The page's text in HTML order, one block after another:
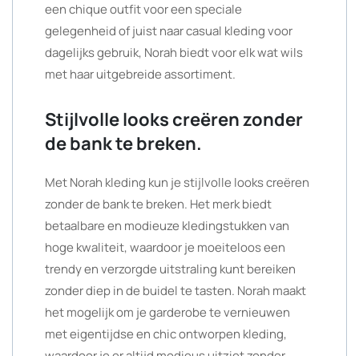
een chique outfit voor een speciale
gelegenheid of juist naar casual kleding voor
dagelijks gebruik, Norah biedt voor elk wat wils
met haar uitgebreide assortiment.
Stijlvolle looks creëren zonder
de bank te breken.
Met Norah kleding kun je stijlvolle looks creëren
zonder de bank te breken. Het merk biedt
betaalbare en modieuze kledingstukken van
hoge kwaliteit, waardoor je moeiteloos een
trendy en verzorgde uitstraling kunt bereiken
zonder diep in de buidel te tasten. Norah maakt
het mogelijk om je garderobe te vernieuwen
met eigentijdse en chic ontworpen kleding,